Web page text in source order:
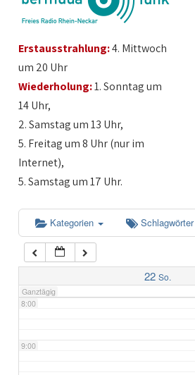
Erstausstrahlung:4. Mittwoch
um 20 Uhr
Wiederholung:1. Sonntag um
14 Uhr,
2. Samstag um 13 Uhr,
5. Freitag um 8 Uhr (nur im
Internet),
5. Samstag um 17 Uhr.
Kategorien Schlagwörter
22 So.
Ganztägig
1:00
2:00
3:00
5:00
6:00
7:00
8:00
9:00